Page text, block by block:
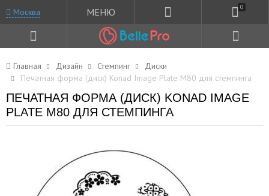
Москва МЕНЮ 0
Главная Дизайн Стемпинг
Диски
Печатная форма (диск) Konad Image Plate M80 для стемпинга
ПЕЧАТНАЯ ФОРМА (ДИСК) KONAD IMAGE
PLATE M80 ДЛЯ СТЕМПИНГА